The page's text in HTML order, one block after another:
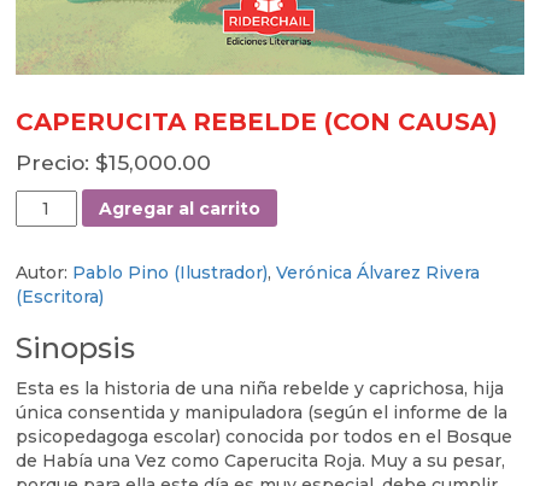
CAPERUCITA REBELDE (CON CAUSA)
$15,000.00
CAPERUCITA
REBELDE
CAUSA)
cantidad
Agregar al carrito
Autor: Pablo Pino (Ilustrador), Verónica Álvarez Rivera
(Escritora)
Sinopsis
Esta es la historia de una niña rebelde y caprichosa, hija
única consentida y manipuladora (según el informe de la
psicopedagoga escolar) conocida por todos en el Bosque
de Había una Vez como Caperucita Roja. Muy a su pesar,